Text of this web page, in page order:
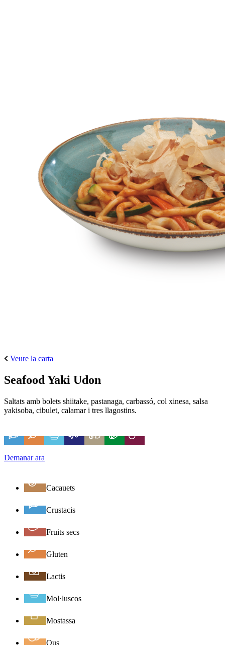
Veure la carta
Seafood Yaki Udon
Saltats amb bolets shiitake, pastanaga, carbassó, col xinesa, salsa
yakisoba, cibulet, calamar i tres llagostins.
Demanar ara
Cacauets
Crustacis
Fruits secs
Gluten
Lactis
Mol·luscos
Mostassa
Ous